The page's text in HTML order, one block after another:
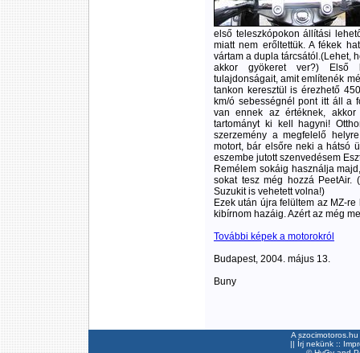
első teleszkópokon állítási
miatt nem erőltettük. A fékek
vártam a dupla tárcsától.(Lehet,
akkor gyökeret ver?) Első
tulajdonságait, amit említenék
tankon keresztül is érezhető
km/ó sebességnél pont itt áll a
van ennek az értéknek,
tartományt ki kell hagyni!
szerzemény a megfelelő
motort, bár elsőre neki a hátsó
eszembe jutott szenvedésem
Remélem sokáig használja
sokat tesz még hozzá
Suzukit is vehetett volna!)
Ezek után újra felültem az MZ-
kibírnom hazáig. Azért az még
További képek a motorokról
Budapest, 2004. május 13.
Buny
A
|| Írj nekünk ::